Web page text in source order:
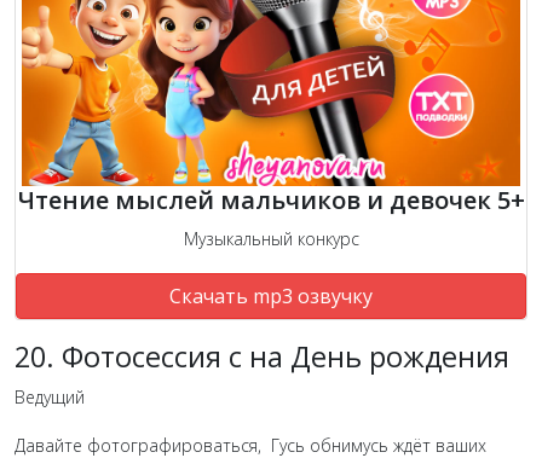
Чтение мыслей мальчиков и девочек 5+
Музыкальный конкурс
Скачать mp3 озвучку
20. Фотосессия с на День рождения
Ведущий
Давайте фотографироваться, Гусь обнимусь ждёт ваших